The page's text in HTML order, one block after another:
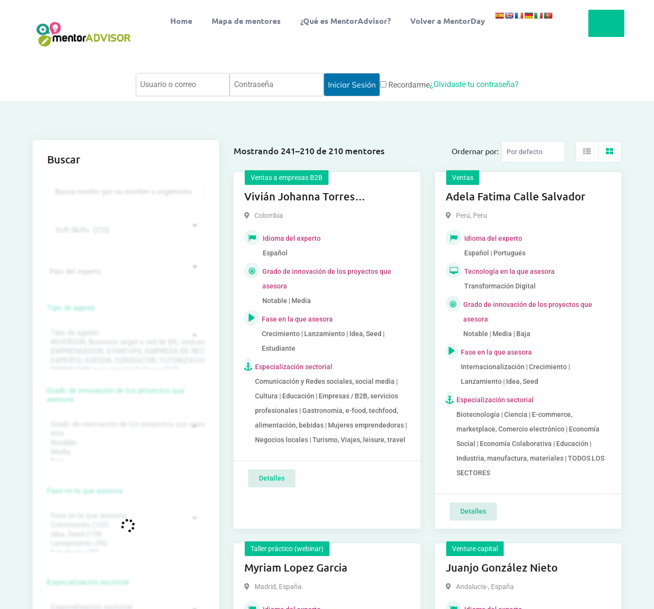
Home Mapa de mentores ¿Qué es MentorAdvisor? Volver a MentorDay
Recordarme¿Olvidaste tu contraseña?
Mostrando 241–210 de 210 mentores Ordernar por:
Ventas a empresas B2B
Vivián Johanna Torres
Fernández
Colombia
Idioma del experto
Español
Grado de innovación de los proyectos que
asesora
Notable | Media
Fase en la que asesora
Crecimiento | Lanzamiento | Idea, Seed |
Estudiante
Especialización sectorial
Comunicación y Redes sociales, social media |
Cultura | Educación | Empresas / B2B, servicios
profesionales | Gastronomía, e-food, techfood,
alimentación, bebidas | Mujeres emprendedoras |
Negocios locales | Turismo, Viajes, leisure, travel
Detalles
Ventas
Adela Fatima Calle Salvador
Perú, Peru
Idioma del experto
Español | Portugués
Tecnología en la que asesora
Transformación Digital
Grado de innovación de los proyectos que
asesora
Notable | Media | Baja
Fase en la que asesora
Internacionalización | Crecimiento |
Lanzamiento | Idea, Seed
Especialización sectorial
Biotecnología | Ciencia | E-commerce,
marketplace, Comercio electrónico | Economía
Social | Economía Colaborativa | Educación |
Industria, manufactura, materiales | TODOS LOS
SECTORES
Detalles
Taller práctico (webinar)
Myriam Lopez Garcia
Madrid, España
Venture capital
Juanjo González Nieto
Andalucía-, España
Buscar
Tipo de agente
Grado de innovación de los proyectos que
asesora
Fase en la que asesora
Especialización sectorial